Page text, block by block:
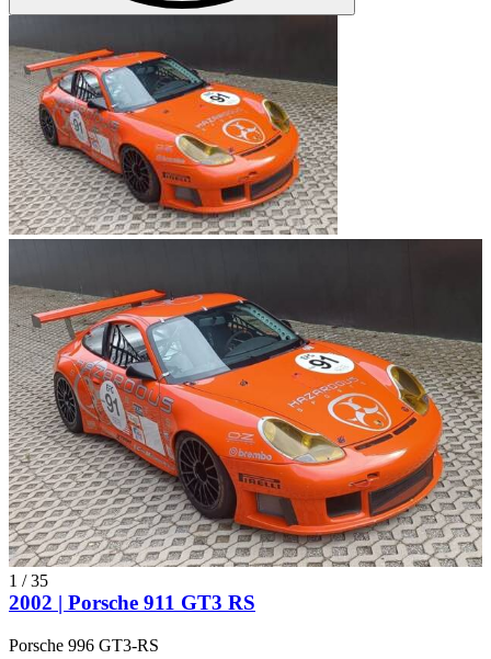
1 /35
2002 | Porsche 911 GT3 RS
Porsche 996 GT3-RS